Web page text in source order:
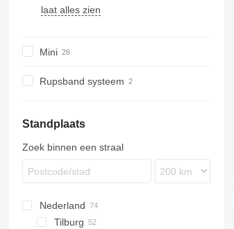
600
ATJ
120
1830
SJ
A-series
SL
ZA
laat alles zien
Mini
Rupsband systeem
Standplaats
Zoek binnen een straal
Nederland
Tilburg